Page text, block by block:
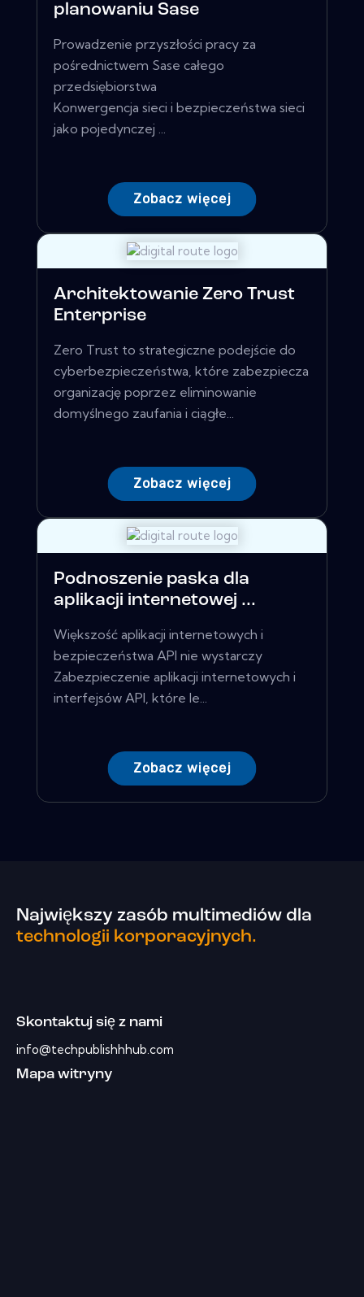
planowaniu Sase
Prowadzenie przyszłości pracy za
pośrednictwem Sase całego
przedsiębiorstwa
Konwergencja sieci i bezpieczeństwa sieci
jako pojedynczej ...
Zobacz więcej
Architektowanie Zero Trust
Enterprise
Zero Trust to strategiczne podejście do
cyberbezpieczeństwa, które zabezpiecza
organizację poprzez eliminowanie
domyślnego zaufania i ciągłe...
Zobacz więcej
Podnoszenie paska dla
aplikacji internetowej ...
Większość aplikacji internetowych i
bezpieczeństwa API nie wystarczy
Zabezpieczenie aplikacji internetowych i
interfejsów API, które le...
Zobacz więcej
Największy zasób multimediów dla
technologii korporacyjnych.
Skontaktuj się z nami
info@techpublishhhub.com
Mapa witryny